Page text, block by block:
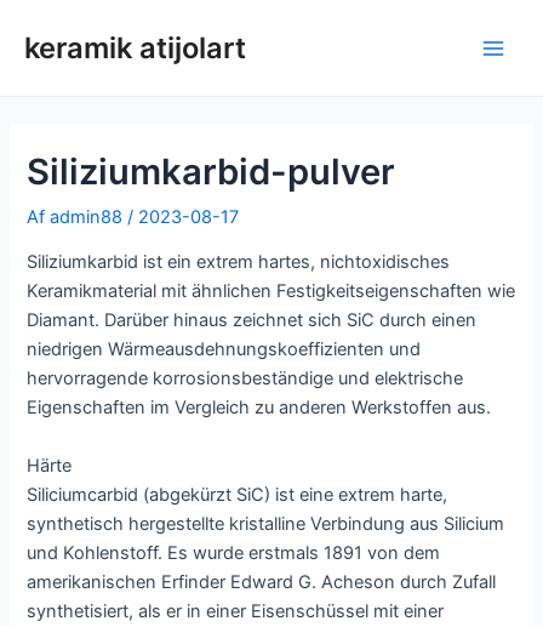
keramik atijolart
Siliziumkarbid-pulver
Afadmin88/ 2023-08-17
Siliziumkarbid ist ein extrem hartes, nichtoxidisches
Keramikmaterial mit ähnlichen Festigkeitseigenschaften wie
Diamant. Darüber hinaus zeichnet sich SiC durch einen
niedrigen Wärmeausdehnungskoeffizienten und
hervorragende korrosionsbeständige und elektrische
Eigenschaften im Vergleich zu anderen Werkstoffen aus.
Härte
Siliciumcarbid (abgekürzt SiC) ist eine extrem harte,
synthetisch hergestellte kristalline Verbindung aus Silicium
und Kohlenstoff. Es wurde erstmals 1891 von dem
amerikanischen Erfinder Edward G. Acheson durch Zufall
synthetisiert, als er in einer Eisenschüssel mit einer